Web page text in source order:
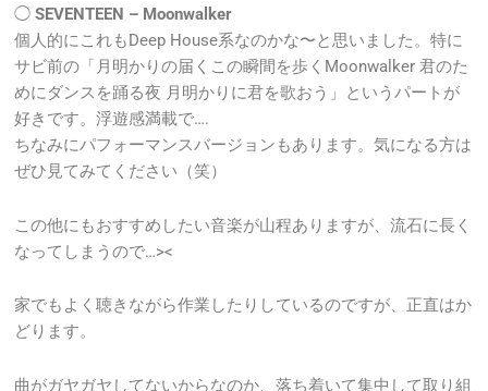
◯SEVENTEEN – Moonwalker
個人的にこれもDeep House系なのかな〜と思いました。特に
サビ前の「月明かりの届くこの瞬間を歩くMoonwalker 君のた
めにダンスを踊る夜 月明かりに君を歌おう」というパートが
好きです。浮遊感満載で….
ちなみにパフォーマンスバージョンもあります。気になる方は
ぜひ見てみてください（笑）
この他にもおすすめしたい音楽が山程ありますが、流石に長く
なってしまうので…><
家でもよく聴きながら作業したりしているのですが、正直はか
どります。
曲がガヤガヤしてないからなのか、落ち着いて集中して取り組